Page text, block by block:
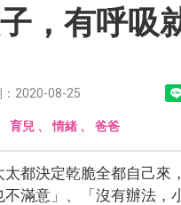
，有呼吸
：2020-08-25
育兒、情緒、 爸爸
都決定乾脆全都自己
滿意」、「沒有辦法，